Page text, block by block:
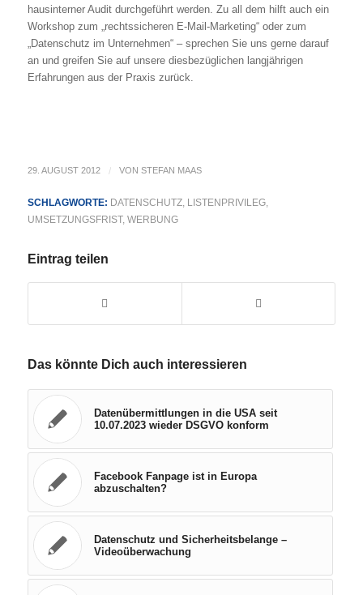
hausinterner Audit durchgeführt werden. Zu all dem hilft auch ein
Workshop zum „rechtssicheren E-Mail-Marketing“ oder zum
„Datenschutz im Unternehmen“ – sprechen Sie uns gerne darauf
an und greifen Sie auf unsere diesbezüglichen langjährigen
Erfahrungen aus der Praxis zurück.
29. AUGUST 2012 / VON STEFAN MAAS
SCHLAGWORTE: DATENSCHUTZ, LISTENPRIVILEG,
UMSETZUNGSFRIST, WERBUNG
Eintrag teilen
Das könnte Dich auch interessieren
Datenübermittlungen in die USA seit
10.07.2023 wieder DSGVO konform
Facebook Fanpage ist in Europa
abzuschalten?
Datenschutz und Sicherheitsbelange –
Videoüberwachung